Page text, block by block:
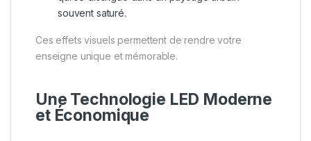
souvent saturé.
Ces effets visuels permettent de rendre votre
enseigne unique et mémorable.
Une Technologie LED Moderne
et Économique